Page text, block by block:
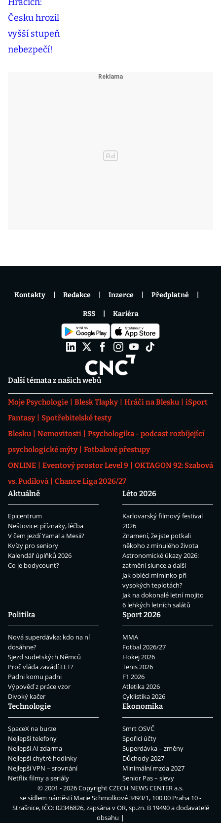
Další témata z našich webů
Moje Psychologie Blesk Tlapky Hráči na Blesku
iSport
Fantasy
Spotřebitelské testy
Blesku
Nemovitosti
Psychologika - podcast rozbíjející
psychologické mýty
Fotbalové přestupy
ONLINE
Eventový prostor Level 9
OKTAGON 92: Szabová
vs. Pudilová
Chance Liga 2026/27
Aktuálně
Epicentrum
Neštovice: příznaky, léčba
V čem jezdí Yamal a Mesii?
Kvízy pro seniory
Kalendář úplňků 2026
Co je bodycount?
Léto 2026
Karlovarský filmový festival
2026
Znamení, že jste potkali
někoho z minulého života
Astronomické úkazy 2026:
zatmění slunce a další
Jak obléci miminko při
vysokých teplotách?
Jak na dokonalé letní mojito
6 lehkých letních salátů
Politika
Nová superdávka: kdo na ní
dosáhne?
Sjezd sudetských Němců
Proč vláda zavádí EET?
Padni komu padni
Výpověď z práce vzor
Divoký kačer
Sport 2026
MMA
Fotbal 2026/27
Hokej 2026
Tenis 2026
F1 2026
Atletika 2026
Cyklistika 2026
Technologie
SpaceX na burze
Nejlepší telefony
Nejlepší AI zdarma
Nejlepší chytré hodinky
Nejlepší VPN – srovnání
Netflix filmy a seriály
Ekonomika
Smrt OSVČ
Spořicí účty
Superdávka – změny
Důchody 2027
Minimální mzda 2027
Senior Pas – slevy
Kontakty Redakce Inzerce Předplatné
RSS Kariéra
© 2001 - 2026 CopyrightCZECH NEWS CENTER a.s.
se sídlem náměstí Marie Schmolkové 3493/1, 100 00 Praha 10 -
Strašnice, IČO: 02346826, zapsána v OR, sp.zn. B 19490 a dodavatelé
obsahu